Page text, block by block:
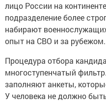
лицо России на
подразделение более
набирают
опыт на СВО и за рубежом.
Процедура отбора
многоступенчатый
заполняют анкеты,
У человека не должно